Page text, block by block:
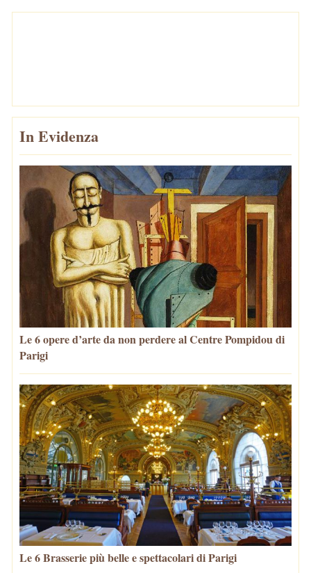
In Evidenza
Le 6 opere d’arte da non perdere al Centre Pompidou di
Parigi
Le 6 Brasserie più belle e spettacolari di Parigi